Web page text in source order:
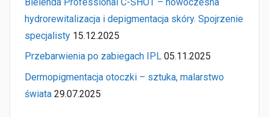
hydrorewitalizacja i depigmentacja skóry. Spojrzenie
specjalisty 15.12.2025
Przebarwienia po zabiegach IPL 05.11.2025
Dermopigmentacja otoczki – sztuka, malarstwo
świata 29.07.2025